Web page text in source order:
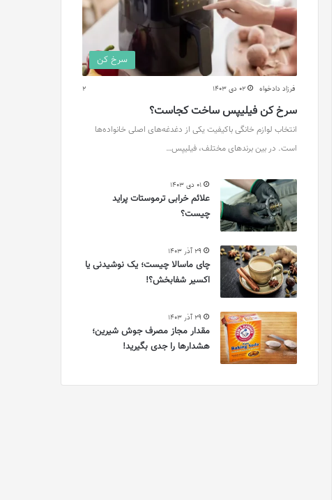
سرخ کن
فرزاد دادخواه 02 دی 1403 2
سرخ کن فیلیپس ساخت کجاست؟
انتخاب لوازم خانگی باکیفیت یکی از دغدغه‌های اصلی خانواده‌ها
است. در بین برندهای مختلف، فیلیپس…
01 دی 1403
علائم خرابی ترموستات پراید
چیست؟
29 آذر 1403
چای ماسالا چیست؛ یک نوشیدنی یا
اکسیر شفابخش؟!
29 آذر 1403
مقدار مجاز مصرف جوش شیرین؛
هشدارها را جدی بگیرید!